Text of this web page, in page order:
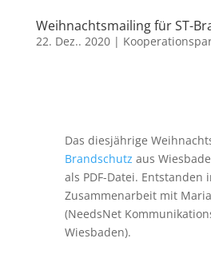
Weihnachtsmailing für ST-
22. Dez.. 2020|
Das diesjährige
Brandschutz aus
als PDF-Datei. Entstanden
Zusammenarbeit mit
(NeedsNet
Wiesbaden).